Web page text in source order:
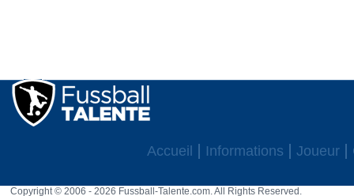
Accueil Informations Joueur
Copyright © 2006 - 2026 Fussball-Talente.com. All Rights Reserved.